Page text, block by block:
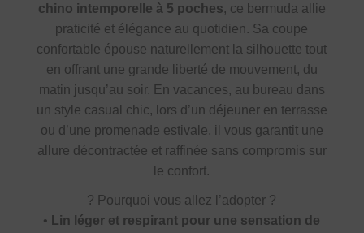
chino intemporelle à 5 poches, ce bermuda allie
praticité et élégance au quotidien. Sa coupe
confortable épouse naturellement la silhouette tout
en offrant une grande liberté de mouvement, du
matin jusqu’au soir. En vacances, au bureau dans
un style casual chic, lors d’un déjeuner en terrasse
ou d’une promenade estivale, il vous garantit une
allure décontractée et raffinée sans compromis sur
le confort.
? Pourquoi vous allez l’adopter ?
• Lin léger et respirant pour une sensation de